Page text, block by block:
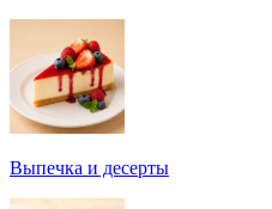
Выпечка и десерты